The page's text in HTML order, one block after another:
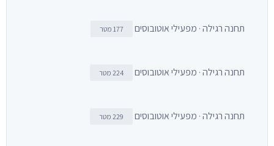
תחנה רגילה · מפעילי אוטובוסים 177 מטר
תחנה רגילה · מפעילי אוטובוסים 224 מטר
תחנה רגילה · מפעילי אוטובוסים 229 מטר